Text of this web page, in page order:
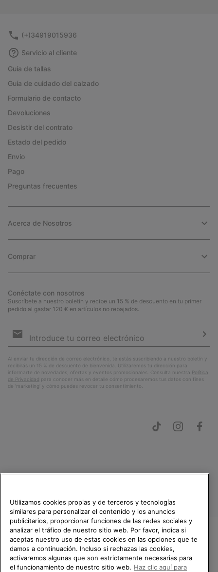
(+)34919015936
Servicio al cliente
Guía de tallas
Guía de cuidado del calzado
Formulario de contacto
Devoluciones
Desistir del contrato
Estado del pedido
Envío
Pago
Preguntas frecuentes
Acerca de Nosotros
Comprar
Conéctate con nosotros
Suscríbete a nuestro boletín y recibe un 15 % de descuento en tu primer
pedido al gastar 120 € en artículos no rebajados.
de
Al enviar tu dirección de correo electrónico, te estás suscribiendo a nuestro boletín y
recibirás un 15 % de descuento de bienvenida. Utilizaremos tu dirección para
informarte de novedades, ofertas y eventos promocionales. Consulta nuestra
Política
de Privacidad para conocer más en detalle cómo procesaremos tus datos con fines
de ’marketing’ y cómo puedes revocar tu consentimiento.
Política de Privacidad Condiciones De Uso Terminos de Venta
Garantía Cookies Impressum Public CBCR
Servicio al cliente: Lu. - Vi. de 9:00 a 13:00 y de 14:00 a 18:00
(+)34919015936
TE DAMOS LA BIENVENIDA A
SOREL.
POR FAVOR, SELECCIONA TU
Utilizamos cookies propias y de terceros y tecnologías
similares para personalizar el contenido y los anuncios
publicitarios, proporcionar funciones de las redes sociales y
analizar el tráfico de nuestro sitio web. Por favor, indica si
aceptas nuestro uso de estas cookies en las opciones que te
damos a continuación. Incluso si rechazas las cookies,
activaremos algunas que son estrictamente necesarias para
el funcionamiento de nuestro sitio web. Haz clic aquí para